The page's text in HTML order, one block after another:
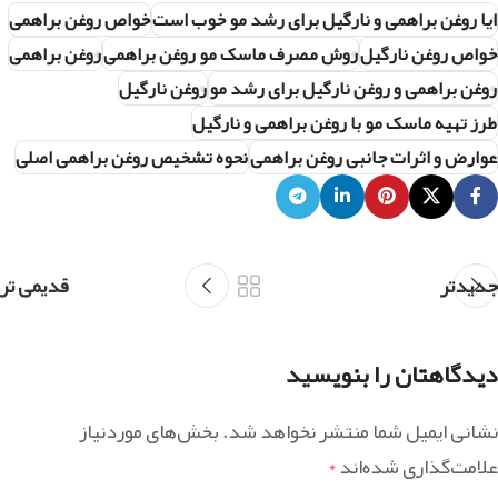
ایا روغن براهمی و نارگیل برای رشد مو خوب استخواص روغن براهمی
خواص روغن نارگیلروش مصرف ماسک مو روغن براهمیروغن براهمی
روغن براهمی و روغن نارگیل برای رشد موروغن نارگیل
طرز تهیه ماسک مو با روغن براهمی و نارگیل
عوارض و اثرات جانبی روغن براهمینحوه تشخیص روغن براهمی اصلی
جدیدتر قدیمی تر
دیدگاهتان را بنویسید
نشانی ایمیل شما منتشر نخواهد شد.بخش‌های موردنیاز
علامت‌گذاری شده‌اند*